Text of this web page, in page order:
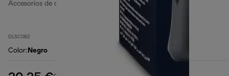
Accesorios de café
DLSC082
Color: Negro